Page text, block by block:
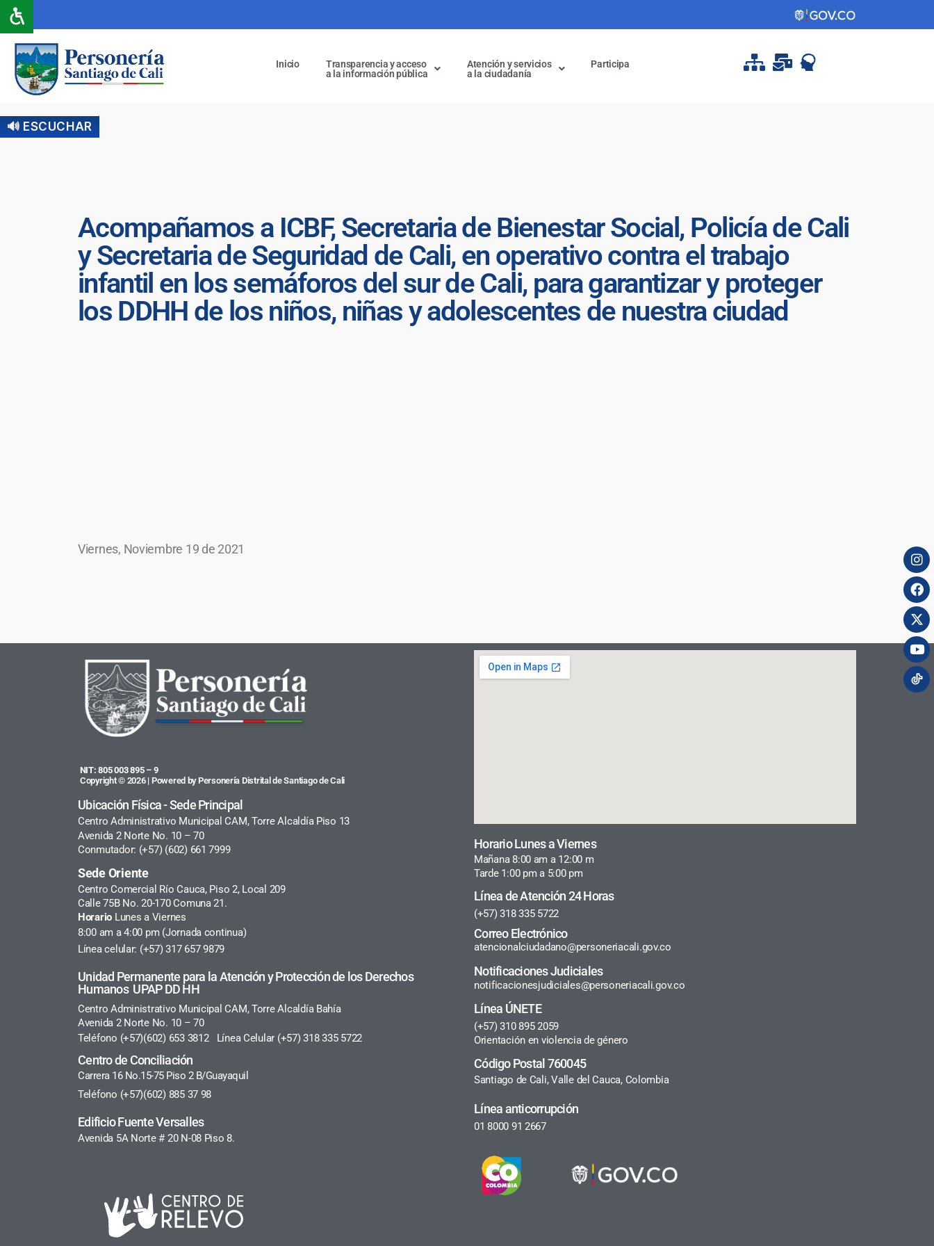
Inicio
Transparencia y acceso
a la información pública
Atención y servicios
a la ciudadanía
Participa
🔊 ESCUCHAR
Acompañamos a ICBF, Secretaria de Bienestar Social, Policía de Cali
y Secretaria de Seguridad de Cali, en operativo contra el trabajo
infantil en los semáforos del sur de Cali, para garantizar y proteger
los DDHH de los niños, niñas y adolescentes de nuestra ciudad
Viernes, Noviembre 19 de 2021
NIT: 805 003 895 – 9
Copyright © 2026 | Powered by Personería Distrital de Santiago de Cali
Ubicación Física - Sede Principal
Centro Administrativo Municipal CAM, Torre Alcaldía Piso 13
Avenida 2 Norte No. 10 – 70
Conmutador: (+57) (602) 661 7999
Sede Oriente
Centro Comercial Río Cauca, Piso 2, Local 209
Calle 75B No. 20-170 Comuna 21.
Horario Lunes a Viernes
8:00 am a 4:00 pm (Jornada continua)
Línea celular: (+57) 317 657 9879
Unidad Permanente para la Atención y Protección de los Derechos
Humanos UPAP DD HH
Centro Administrativo Municipal CAM, Torre Alcaldía Bahía
Avenida 2 Norte No. 10 – 70
Teléfono (+57)(602) 653 3812 Línea Celular (+57) 318 335 5722
Centro de Conciliación
Carrera 16 No.15-75 Piso 2 B/Guayaquil
Teléfono (+57)(602) 885 37 98
Edificio Fuente Versalles
Avenida 5A Norte # 20 N-08 Piso 8.
Horario Lunes a Viernes
Mañana 8:00 am a 12:00 m
Tarde 1:00 pm a 5:00 pm
Línea de Atención 24 Horas
(+57) 318 335 5722
Correo Electrónico
atencionalciudadano@personeriacali.gov.co
Notificaciones Judiciales
notificacionesjudiciales@personeriacali.gov.co
Línea ÚNETE
(+57) 310 895 2059
Orientación en violencia de género
Código Postal 760045
Santiago de Cali, Valle del Cauca, Colombia
Línea anticorrupción
01 8000 91 2667